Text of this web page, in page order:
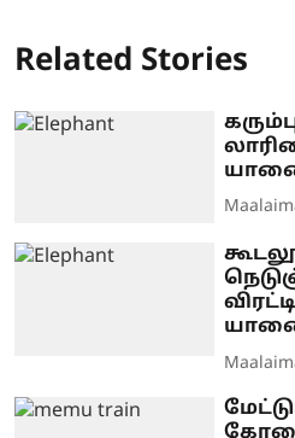
Related Stories